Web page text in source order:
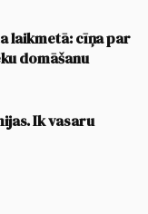
laikmetā: cīņa par
domāšanu
Ik vasaru